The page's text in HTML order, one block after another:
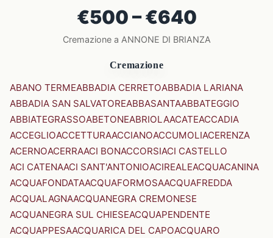
€500 – €640
Cremazione a ANNONE DI BRIANZA
Cremazione
ABANO TERMEABBADIA CERRETOABBADIA LARIANA
ABBADIA SAN SALVATOREABBASANTAABBATEGGIO
ABBIATEGRASSOABETONEABRIOLAACATEACCADIA
ACCEGLIOACCETTURAACCIANOACCUMOLIACERENZA
ACERNOACERRAACI BONACCORSIACI CASTELLO
ACI CATENAACI SANT'ANTONIOACIREALEACQUACANINA
ACQUAFONDATAACQUAFORMOSAACQUAFREDDA
ACQUALAGNAACQUANEGRA CREMONESE
ACQUANEGRA SUL CHIESEACQUAPENDENTE
ACQUAPPESAACQUARICA DEL CAPOACQUARO